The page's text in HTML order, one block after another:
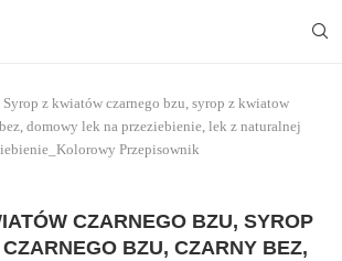
Syrop z kwiatów czarnego bzu, syrop z kwiatow
domowy lek na przeziebienie, lek z naturalnej
Przepisownik
CZARNEGO BZU, SYROP
BZU, CZARNY BEZ,